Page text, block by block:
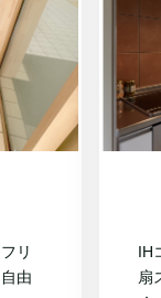
気
玄
ペ